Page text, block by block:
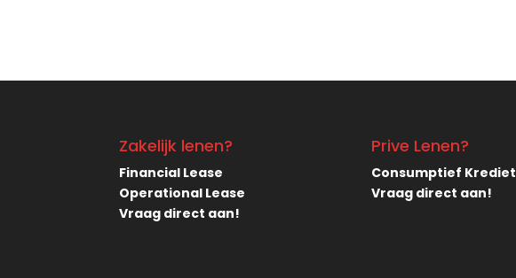
Zakelijk lenen?
Financial Lease
Operational Lease
Vraag direct aan!
Prive Lenen?
Consumptief Krediet
Vraag direct aan!